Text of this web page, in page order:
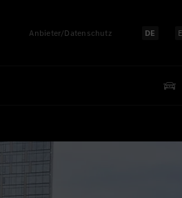
Anbieter/Datenschutz DE